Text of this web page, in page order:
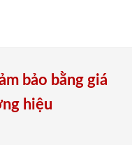
bảo bằng giá
hiệu